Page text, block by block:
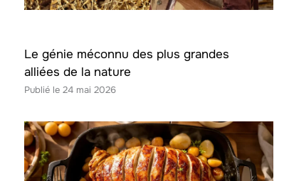
Le génie méconnu des plus grandes
alliées de la nature
24 mai 2026